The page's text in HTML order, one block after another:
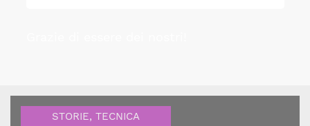
STORIE, TECNICA